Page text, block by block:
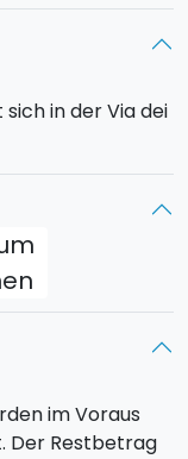
in der Via dei
im Voraus
Der Restbetrag